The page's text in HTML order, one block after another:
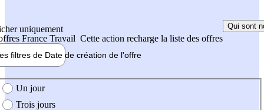
uniquement
France Travail Cette action recharge la liste des offres
Qui sont
filtres de Date de création de l'offre
création de l'offre
Un jour
Trois jours